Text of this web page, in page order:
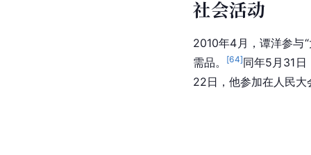
社会活动
2010年4月，谭洋参与
需品。
[64]同年5月31
22日，他参加在人民